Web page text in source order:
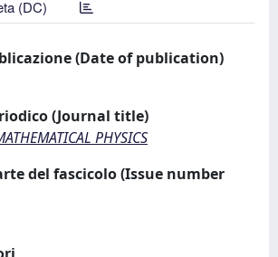
(DC)
(Date of publication)
(Journal title)
PHYSICS
del fascicolo (Issue number